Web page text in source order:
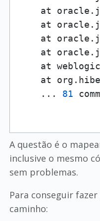
at
at
at
at
at
at
    ...
81
A questão é o
inclusive o mesmo
sem problemas.
Para conseguir
caminho: